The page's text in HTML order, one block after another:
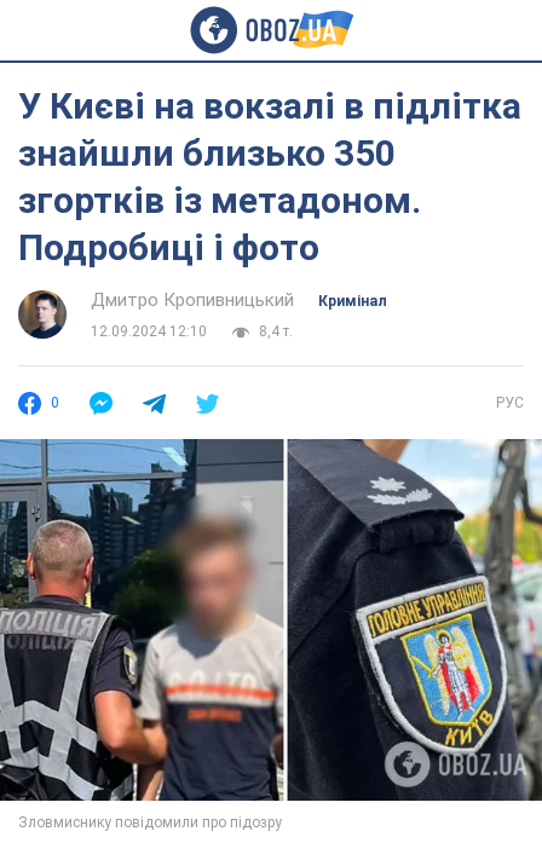
У Києві на вокзалі в підлітка
знайшли близько 350
згортків із метадоном.
Подробиці і фото
Дмитро Кропивницький
Кримінал
12.09.2024 12:10
8,4 т.
0 РУС